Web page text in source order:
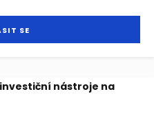
nástroje na